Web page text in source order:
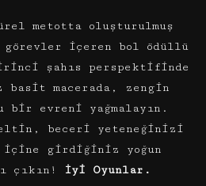
metotta oluşturulmuş
içeren bol ödüllü
şahıs perspektifinde
basit macerada, zengin
bir evreni yağmalayın.
beceri yeteneğinizi
içine girdiğiniz yoğun
çıkın!
İyi Oyunlar.